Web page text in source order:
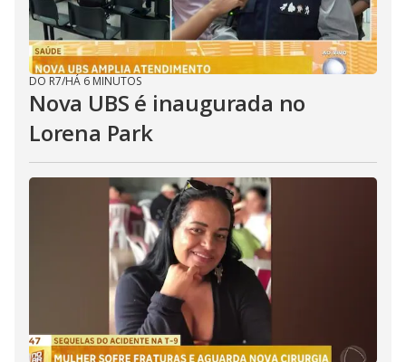
DO R7/HÁ 6 MINUTOS
Nova UBS é inaugurada no
Lorena Park